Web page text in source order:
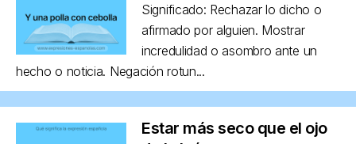
Significado: Rechazar lo dicho o
afirmado por alguien. Mostrar
incredulidad o asombro ante un
hecho o noticia. Negación rotun...
Estar más seco que el ojo